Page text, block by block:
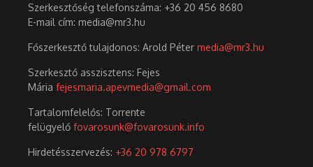
Szerkesztőség telefonszáma: +36 20 456 8680
E-mail cím: media@mr3.hu
Főszerkesztő tulajdonos: Arold Péter media@mr3.hu
Szerkesztő asszisztens: Fejes
Mária fejesmaria.apevmedia@gmail.com
Tartalomfelelős: Torrente
felügyelő fovarosunk@fovarosunk.info
Hirdetésszervezés: +36 20 978 6797